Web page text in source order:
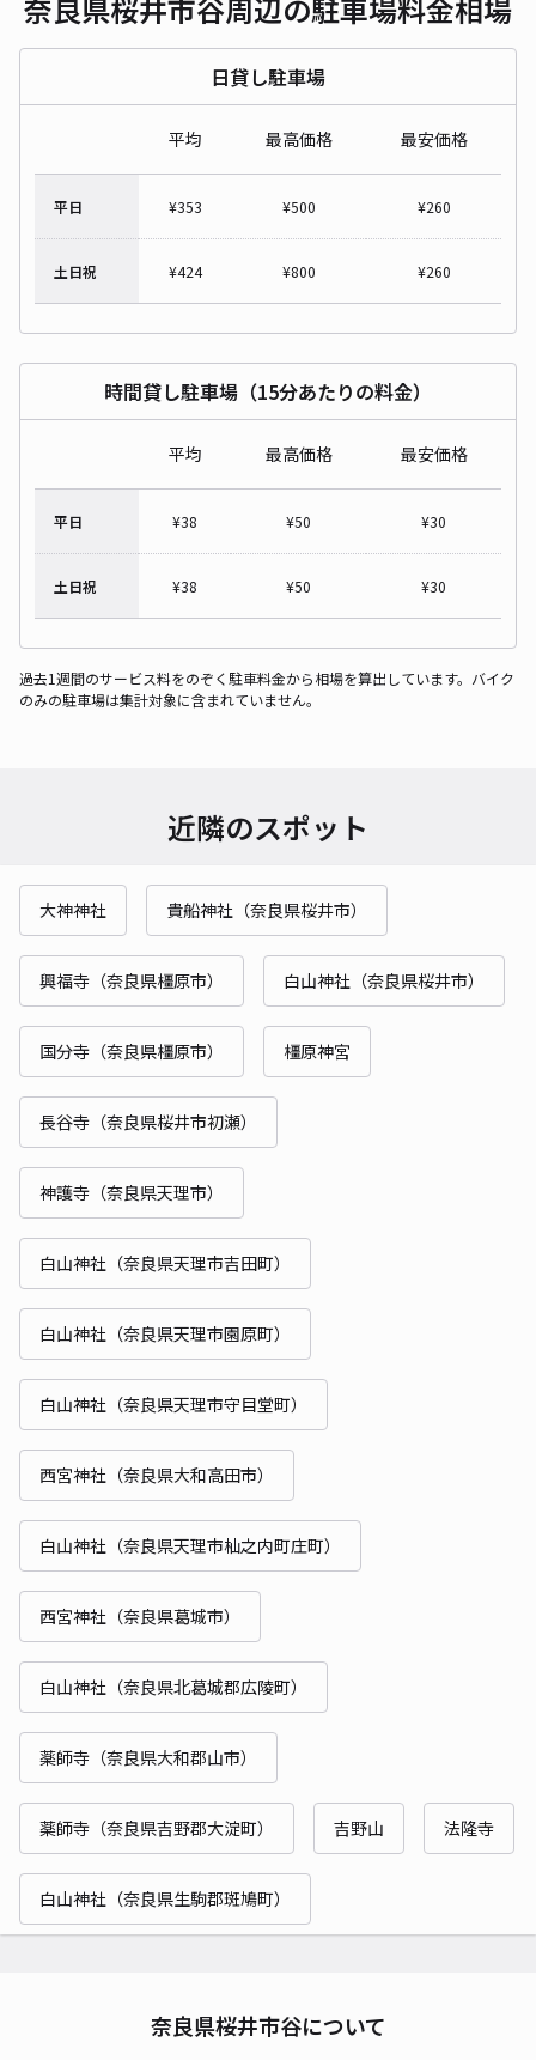
奈良県桜井市谷周辺の駐車場料金相場
日貸し駐車場
平均 最高価格 最安価格
平日 ¥353 ¥500 ¥260
土日祝 ¥424 ¥800 ¥260
時間貸し駐車場（15分あたりの料金）
平均 最高価格 最安価格
平日 ¥38 ¥50 ¥30
土日祝 ¥38 ¥50 ¥30
過去1週間のサービス料をのぞく駐車料金から相場を算出しています。バイク
のみの駐車場は集計対象に含まれていません。
近隣のスポット
大神神社 貴船神社（奈良県桜井市）
興福寺（奈良県橿原市） 白山神社（奈良県桜井市）
国分寺（奈良県橿原市） 橿原神宮
長谷寺（奈良県桜井市初瀬）
神護寺（奈良県天理市）
白山神社（奈良県天理市吉田町）
白山神社（奈良県天理市園原町）
白山神社（奈良県天理市守目堂町）
西宮神社（奈良県大和高田市）
白山神社（奈良県天理市杣之内町庄町）
西宮神社（奈良県葛城市）
白山神社（奈良県北葛城郡広陵町）
薬師寺（奈良県大和郡山市）
薬師寺（奈良県吉野郡大淀町） 吉野山 法隆寺
白山神社（奈良県生駒郡斑鳩町）
奈良県桜井市谷について